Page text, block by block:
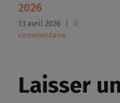
2026
13 avril 2026
0
commentaire
Laisser